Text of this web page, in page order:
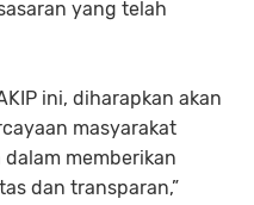
yang telah
ini, diharapkan akan
masyarakat
memberikan
dan transparan,”